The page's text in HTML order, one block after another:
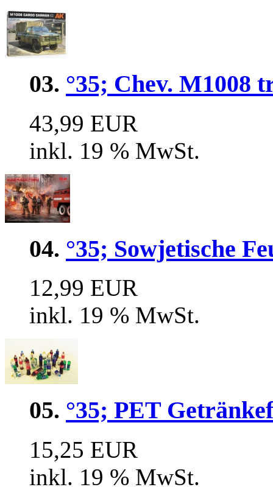
03. °35; Chev. M1008
43,99 EUR
inkl. 19 % MwSt.
04. °35; Sowjetische
12,99 EUR
inkl. 19 % MwSt.
05. °35; PET
15,25 EUR
inkl. 19 % MwSt.